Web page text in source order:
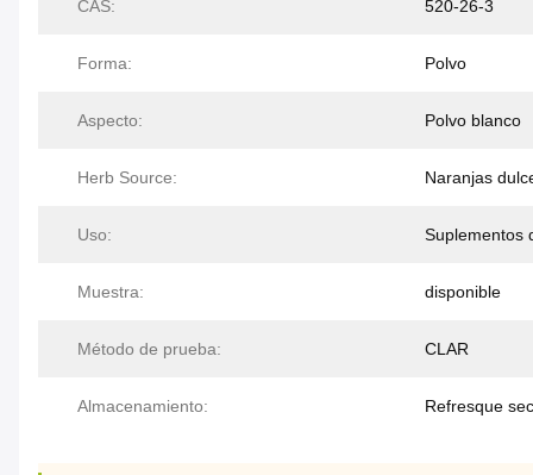
CAS: 520-26-3
Forma: Polvo
Aspecto: Polvo blanco
Herb Source: Naranjas
Uso: Suplementos
Muestra: disponible
Método de prueba: CLAR
Almacenamiento: Refresque